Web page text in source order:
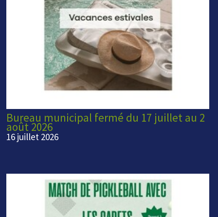
Bureau municipal fermé du 17 juillet au 2
août 2026
16 juillet 2026